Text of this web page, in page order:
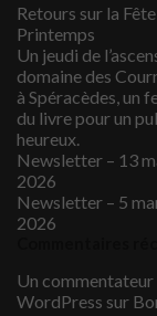
Retours sur la
Printemps
Un jeudi de
domaine des
à Spéracèdes, un
du livre pour un
heureux.
Newsletter – 13
2026
Newsletter – 5
2026
Un commentateur
WordPress sur